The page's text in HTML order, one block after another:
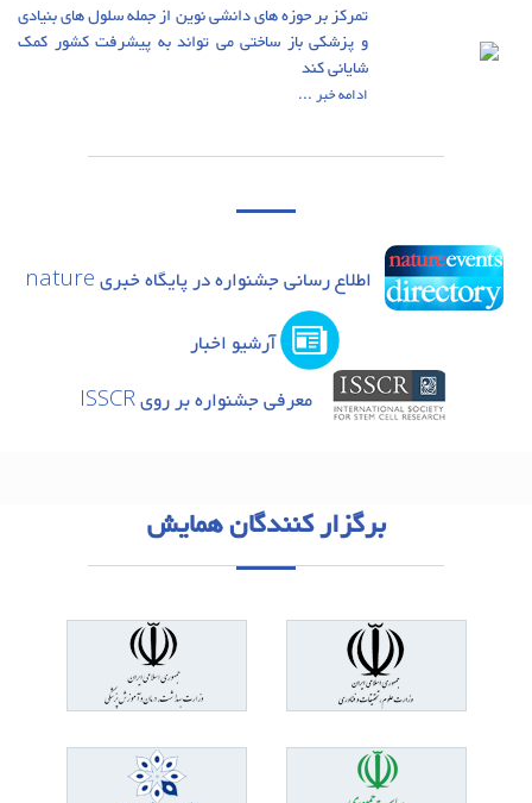
تمرکز بر حوزه های دانشی نوین از جمله سلول های بنیادی
و پزشکی باز ساختی می تواند به پیشرفت کشور کمک
شایانی کند
ادامه خبر ...
اطلاع رسانی جشنواره در پایگاه خبری nature
آرشیو اخبار
معرفی جشنواره بر روی ISSCR
برگزار کنندگان همایش